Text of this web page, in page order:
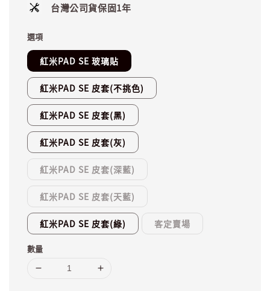
台灣公司貨保固1年
選項
紅米PAD SE 玻璃貼
紅米PAD SE 皮套(不挑色)
紅米PAD SE 皮套(黑)
紅米PAD SE 皮套(灰)
紅米PAD SE 皮套(深藍)
紅米PAD SE 皮套(天藍)
紅米PAD SE 皮套(綠) 客定賣場
數量